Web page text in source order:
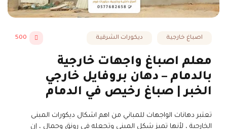
اصباغ خارجية ديكورات الشرقية 500
معلم اصباغ واجهات خارجية
بالدمام – دهان بروفايل خارجي
الخبر | صباغ رخيص في الدمام
تعتبر دهانات الواجهات للمباني من اهم اشكال ديكورات المبنى
الخارجية ، لأنها تميز شكل المبنى وتجعله في رونق وجمال ، إن